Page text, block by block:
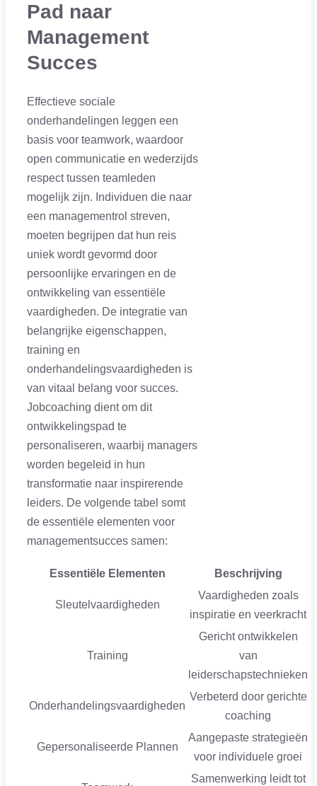
Pad naar
Management
Succes
Effectieve sociale
onderhandelingen leggen een
basis voor teamwork, waardoor
open communicatie en wederzijds
respect tussen teamleden
mogelijk zijn. Individuen die naar
een managementrol streven,
moeten begrijpen dat hun reis
uniek wordt gevormd door
persoonlijke ervaringen en de
ontwikkeling van essentiële
vaardigheden. De integratie van
belangrijke eigenschappen,
training en
onderhandelingsvaardigheden is
van vitaal belang voor succes.
Jobcoaching dient om dit
ontwikkelingspad te
personaliseren, waarbij managers
worden begeleid in hun
transformatie naar inspirerende
leiders. De volgende tabel somt
de essentiële elementen voor
managementsucces samen:
Essentiële Elementen Beschrijving
Sleutelvaardigheden
Vaardigheden zoals
inspiratie en veerkracht
Training
Gericht ontwikkelen
van
leiderschapstechnieken
Onderhandelingsvaardigheden
Verbeterd door gerichte
coaching
Gepersonaliseerde Plannen
Aangepaste strategieën
voor individuele groei
Samenwerking leidt tot